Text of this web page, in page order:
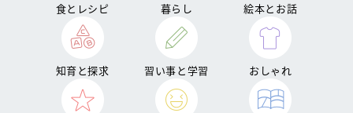
食とレシピ 暮らし 絵本とお話
知育と探求 習い事と学習 おしゃれ